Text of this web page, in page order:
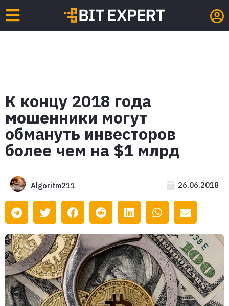
К концу 2018 года
мошенники могут
обмануть инвесторов
более чем на $1 млрд
Algoritm211 26.06.2018